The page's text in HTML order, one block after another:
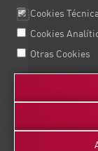
Cookies
Cookies
Otras Cookies